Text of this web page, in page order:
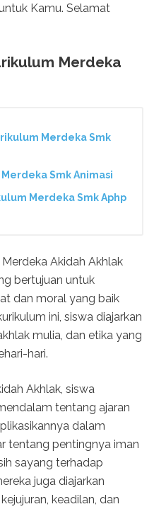
Kamu. Selamat
Merdeka
Merdeka Smk
Smk Animasi
Merdeka Smk Aphp
Akidah Akhlak
bertujuan untuk
dan moral yang baik
ini, siswa diajarkan
mulia, dan etika yang
hari.
Akhlak, siswa
tentang ajaran
dalam
tentang pentingnya iman
sayang terhadap
juga diajarkan
keadilan, dan